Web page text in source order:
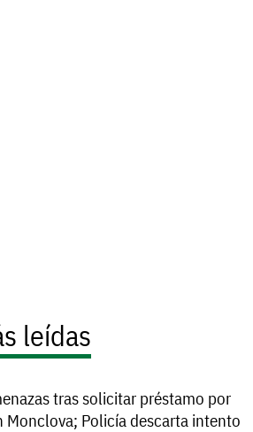
leídas
tras solicitar préstamo por
Monclova; Policía descarta intento